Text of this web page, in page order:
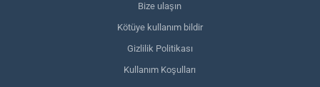
Bize ulaşın
Kötüye kullanım bildir
Gizlilik Politikası
Kullanım Koşulları